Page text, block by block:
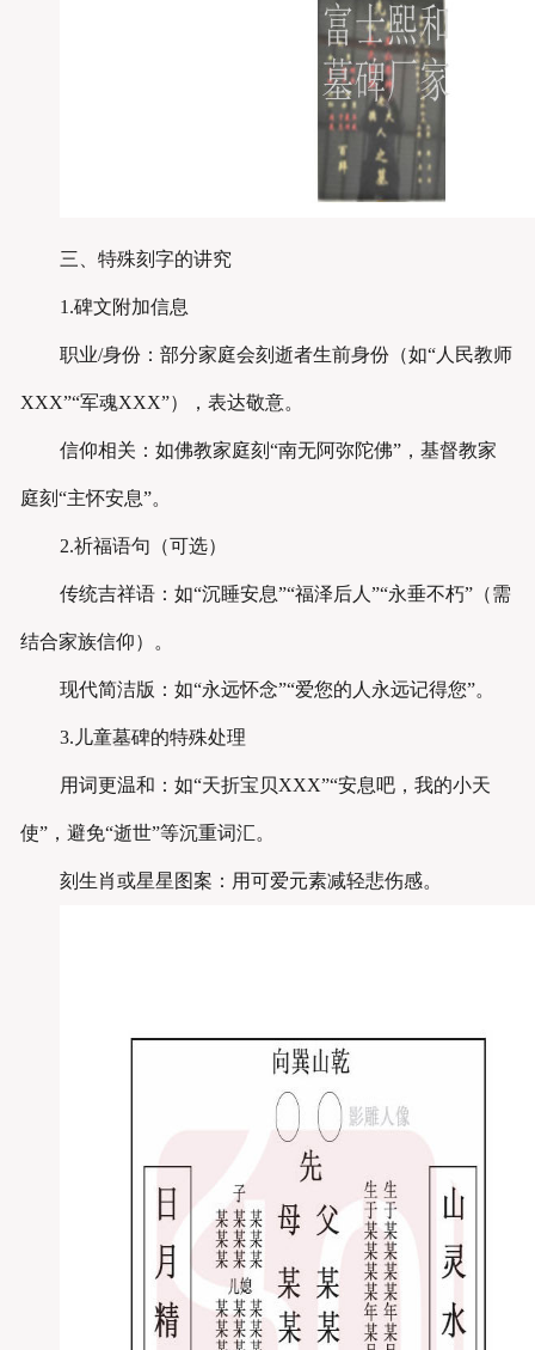
三、特殊刻字的讲究
1.碑文附加信息
职业/身份：部分家庭会刻逝者生前身份（如“人民教师
XXX”“军魂XXX”），表达敬意。
信仰相关：如佛教家庭刻“南无阿弥陀佛”，基督教家
庭刻“主怀安息”。
2.祈福语句（可选）
传统吉祥语：如“沉睡安息”“福泽后人”“永垂不朽”（需
结合家族信仰）。
现代简洁版：如“永远怀念”“爱您的人永远记得您”。
3.儿童墓碑的特殊处理
用词更温和：如“天折宝贝XXX”“安息吧，我的小天
使”，避免“逝世”等沉重词汇。
刻生肖或星星图案：用可爱元素减轻悲伤感。